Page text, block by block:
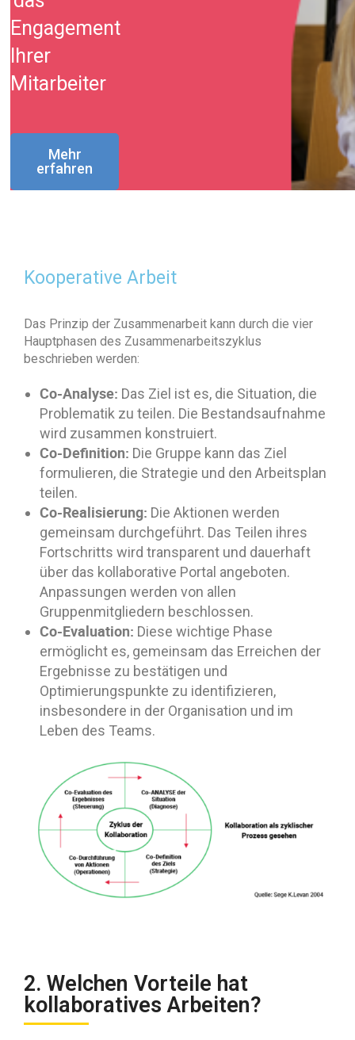
Engagement
Ihrer
Mitarbeiter
Mehr
erfahren
Kooperative Arbeit
Das Prinzip der Zusammenarbeit kann durch die vier
Hauptphasen des Zusammenarbeitszyklus
beschrieben werden:
Co-Analyse: Das Ziel ist es, die Situation, die
Problematik zu teilen. Die Bestandsaufnahme
wird zusammen konstruiert.
Co-Definition: Die Gruppe kann das Ziel
formulieren, die Strategie und den Arbeitsplan
teilen.
Co-Realisierung: Die Aktionen werden
gemeinsam durchgeführt. Das Teilen ihres
Fortschritts wird transparent und dauerhaft
über das kollaborative Portal angeboten.
Anpassungen werden von allen
Gruppenmitgliedern beschlossen.
Co-Evaluation: Diese wichtige Phase
ermöglicht es, gemeinsam das Erreichen der
Ergebnisse zu bestätigen und
Optimierungspunkte zu identifizieren,
insbesondere in der Organisation und im
Leben des Teams.
2. Welchen Vorteile hat
kollaboratives Arbeiten?